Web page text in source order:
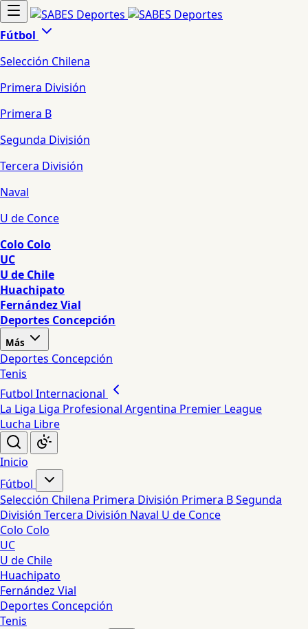
Fútbol
Selección Chilena
Primera División
Primera B
Segunda División
Tercera División
Naval
U de Conce
Colo Colo
UC
U de Chile
Huachipato
Fernández Vial
Deportes Concepción
Más
Deportes Concepción
Tenis
Futbol Internacional
La Liga Liga Profesional Argentina Premier League
Lucha Libre
Inicio
Fútbol
Selección Chilena Primera División Primera BSegunda
División Tercera División Naval U de Conce
Colo Colo
UC
U de Chile
Huachipato
Fernández Vial
Deportes Concepción
Tenis